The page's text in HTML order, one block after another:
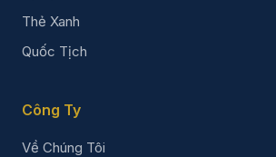
Thẻ Xanh
Quốc Tịch
Công Ty
Về Chúng Tôi